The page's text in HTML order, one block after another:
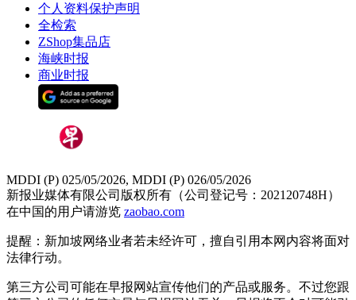
个人资料保护声明
全检索
ZShop集品店
海峡时报
商业时报
MDDI (P) 025/05/2026, MDDI (P) 026/05/2026
新报业媒体有限公司版权所有（公司登记号：202120748H）
在中国的用户请游览 zaobao.com
提醒：新加坡网络业者若未经许可，擅自引用本网内容将面对
法律行动。
第三方公司可能在早报网站宣传他们的产品或服务。不过您跟